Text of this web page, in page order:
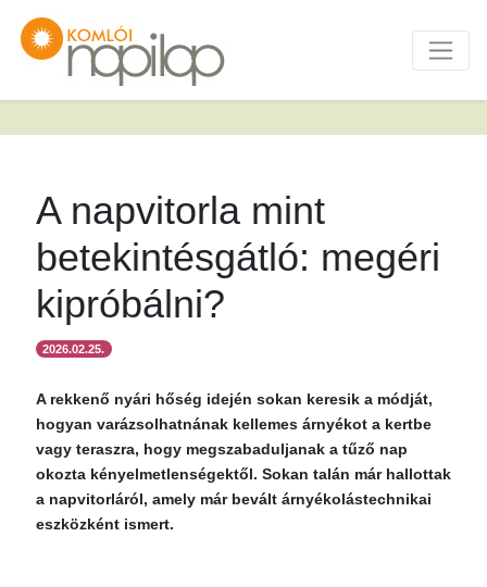
A napvitorla mint
betekintésgátló: megéri
kipróbálni?
2026.02.25.
A rekkenő nyári hőség idején sokan keresik a módját,
hogyan varázsolhatnának kellemes árnyékot a kertbe
vagy teraszra, hogy megszabaduljanak a tűző nap
okozta kényelmetlenségektől. Sokan talán már hallottak
a napvitorláról, amely már bevált árnyékolástechnikai
eszközként ismert.